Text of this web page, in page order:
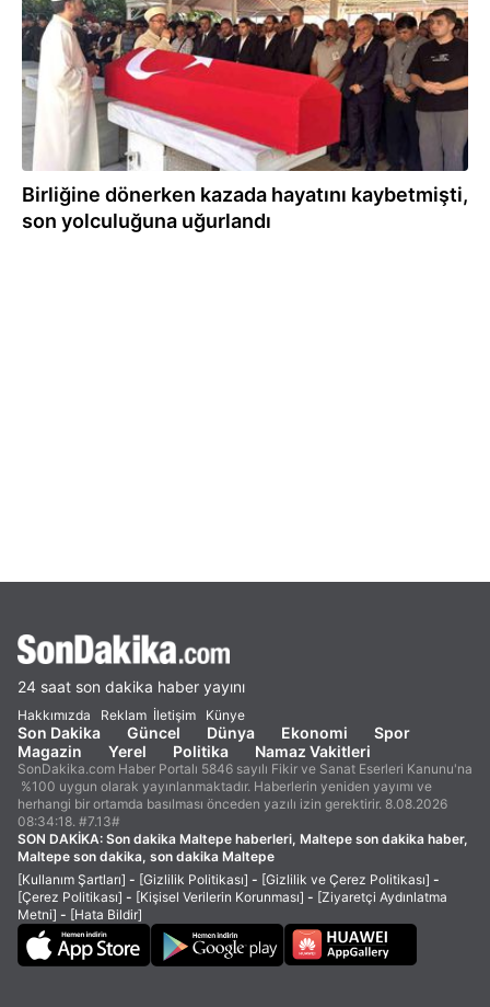
Birliğine dönerken kazada hayatını kaybetmişti,
son yolculuğuna uğurlandı
24 saat son dakika haber yayını
Hakkımızda Reklam İletişim Künye
Son Dakika Güncel Dünya Ekonomi
Spor
Magazin
Yerel Politika Namaz Vakitleri
SonDakika.com Haber Portalı 5846 sayılı Fikir ve Sanat Eserleri Kanunu'na
%100 uygun olarak yayınlanmaktadır. Haberlerin yeniden yayımı ve
herhangi bir ortamda basılması önceden yazılı izin gerektirir. 8.08.2026
08:34:18. #7.13#
SON DAKİKA: Son dakika Maltepe haberleri, Maltepe son dakika haber,
Maltepe son dakika, son dakika Maltepe
[Kullanım Şartları] - [Gizlilik Politikası] - [Gizlilik ve Çerez Politikası] -
[Çerez Politikası] - [Kişisel Verilerin Korunması] - [Ziyaretçi Aydınlatma
Metni] - [Hata Bildir]